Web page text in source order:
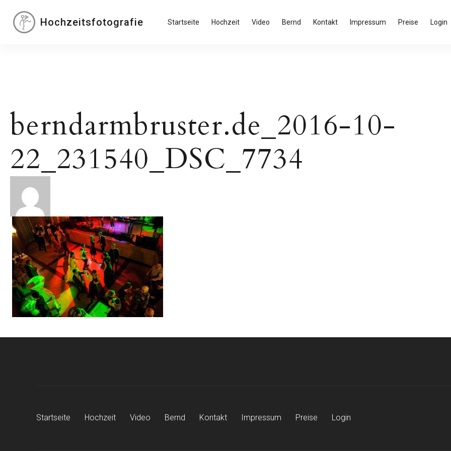
überspringenHochzeitsfotografie Startseite Hochzeit Video Bernd Kontakt Impressum Preise Login
berndarmbruster.de_2016-10-
22_231540_DSC_7734
Beitragsnavigation
Startseite Hochzeit Video Bernd Kontakt Impressum Preise Login